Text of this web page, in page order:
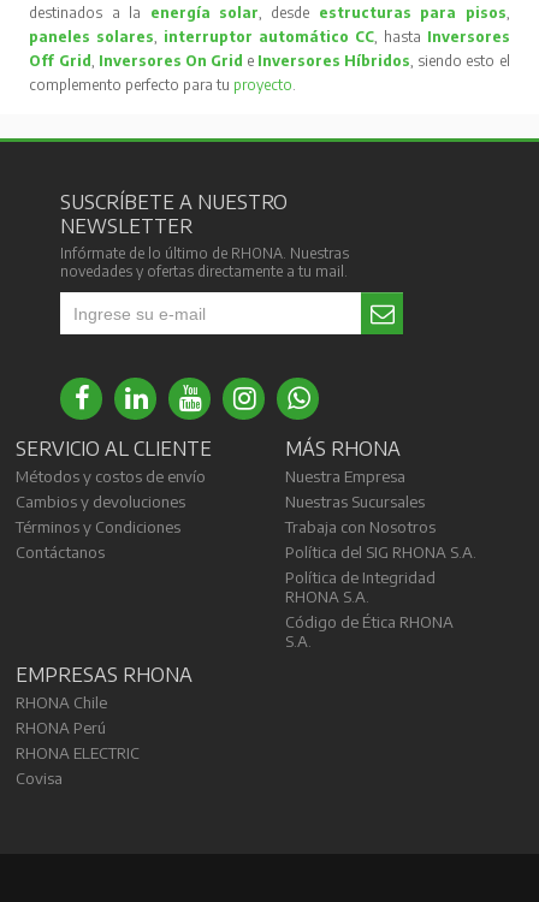
destinados a la energía solar , desde estructuras para pisos
paneles solares
interruptor automático CC, hasta Inversores
Off Grid Inversores On Grid e Inversores Híbridos , siendo esto el
complemento perfecto para tu proyecto
SUSCRÍBETE A NUESTRO
NEWSLETTER
Infórmate de lo último de RHONA. Nuestras
novedades y ofertas directamente a tu mail.
SERVICIO AL CLIENTE
Métodos y costos de envío
Cambios y devoluciones
Términos y Condiciones
Contáctanos
MÁS RHONA
Nuestra Empresa
Nuestras Sucursales
Trabaja con Nosotros
Política del SIG RHONA S.A.
Política de Integridad
RHONA S.A.
Código de Ética RHONA
S.A.
EMPRESAS RHONA
RHONA Chile
RHONA Perú
RHONA ELECTRIC
Covisa